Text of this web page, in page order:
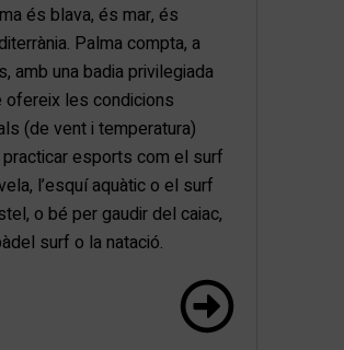
és blava, és mar, és
Palma compta, a
amb una badia privilegiada
ofereix les condicions
(de vent i temperatura)
esports com el surf
l’esquí aquàtic o el surf
o bé per gaudir del caiac,
surf o la natació.